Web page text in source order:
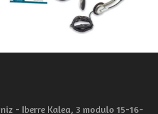
- Iberre Kalea, 3 modulo 15-16-